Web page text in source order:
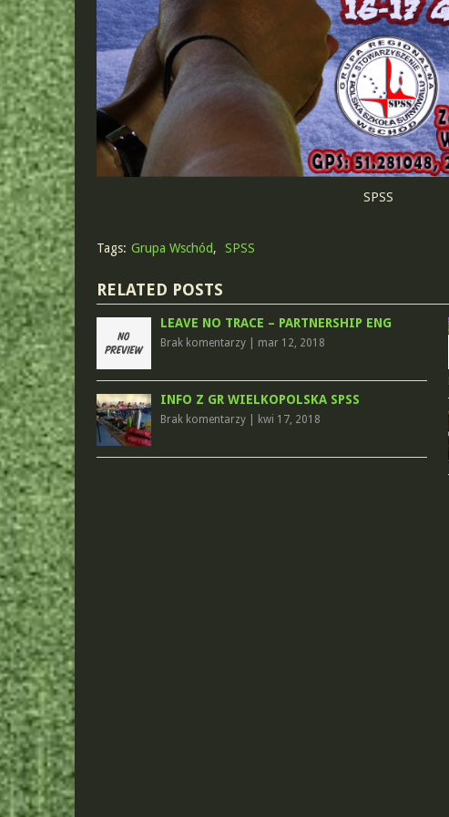
SPSS
Tags: Grupa Wschód, SPSS
RELATED POSTS
LEAVE NO TRACE – PARTNERSHIP ENG
Brak komentarzy| mar 12, 2018
INFO Z GR WIELKOPOLSKA SPSS
Brak komentarzy| kwi 17, 2018